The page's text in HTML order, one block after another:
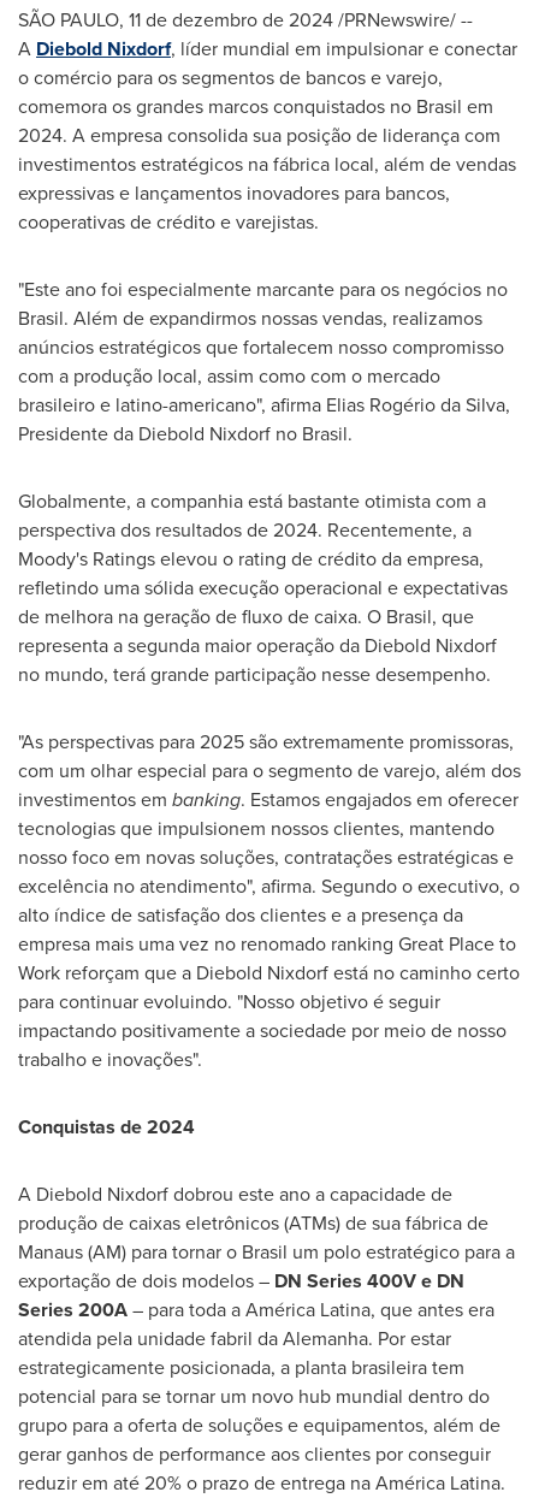
SÃO PAULO, 11 de dezembro de 2024/PRNewswire/ --
A Diebold Nixdorf, líder mundial em impulsionar e conectar
o comércio para os segmentos de bancos e varejo,
comemora os grandes marcos conquistados no Brasil em
2024. A empresa consolida sua posição de liderança com
investimentos estratégicos na fábrica local, além de vendas
expressivas e lançamentos inovadores para bancos,
cooperativas de crédito e varejistas.
"Este ano foi especialmente marcante para os negócios no
Brasil. Além de expandirmos nossas vendas, realizamos
anúncios estratégicos que fortalecem nosso compromisso
com a produção local, assim como com o mercado
brasileiro e latino-americano", afirma Elias Rogério da Silva,
Presidente da Diebold Nixdorf no Brasil.
Globalmente, a companhia está bastante otimista com a
perspectiva dos resultados de 2024. Recentemente, a
Moody's Ratings elevou o rating de crédito da empresa,
refletindo uma sólida execução operacional e expectativas
de melhora na geração de fluxo de caixa. O Brasil, que
representa a segunda maior operação da Diebold Nixdorf
no mundo, terá grande participação nesse desempenho.
"As perspectivas para 2025 são extremamente promissoras,
com um olhar especial para o segmento de varejo, além dos
investimentos em banking. Estamos engajados em oferecer
tecnologias que impulsionem nossos clientes, mantendo
nosso foco em novas soluções, contratações estratégicas e
excelência no atendimento", afirma. Segundo o executivo, o
alto índice de satisfação dos clientes e a presença da
empresa mais uma vez no renomado ranking Great Place to
Work reforçam que a Diebold Nixdorfestá no caminho certo
para continuar evoluindo. "Nosso objetivo é seguir
impactando positivamente a sociedade por meio de nosso
trabalho e inovações".
Conquistas de 2024
A Diebold Nixdorfdobrou este ano a capacidade de
produção de caixas eletrônicos (ATMs) de sua fábrica de
Manaus (AM) para tornar o Brasil um polo estratégico para a
exportação de dois modelos – DN Series 400V e DN
Series 200A– para toda a América Latina, que antes era
atendida pela unidade fabril da Alemanha. Por estar
estrategicamente posicionada, a planta brasileira tem
potencial para se tornar um novo hub mundial dentro do
grupo para a oferta de soluções e equipamentos, além de
gerar ganhos de performance aos clientes por conseguir
reduzir em até 20% o prazo de entrega na América Latina.